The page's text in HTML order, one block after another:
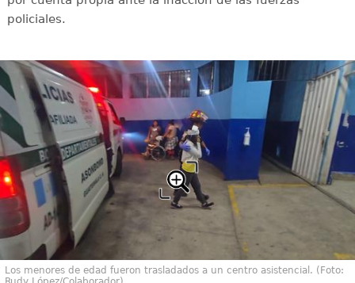
policiales.
Los menores de edad fueron trasladados a un centro asistencial. (Foto: